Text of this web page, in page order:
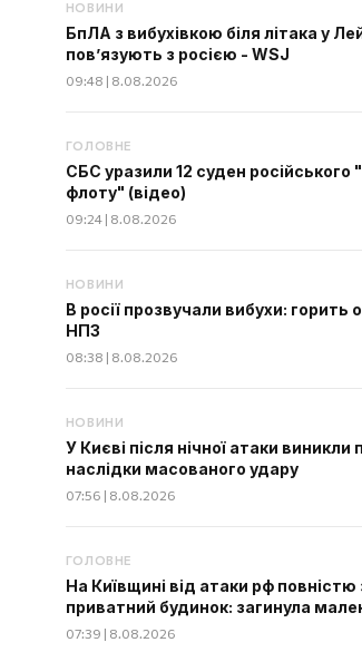
НОВИНИ
БпЛА з вибухівкою біля літака у
пов’язують з росією - WSJ
09:48 | 8.08.2026
ГОЛОВНЕ
СБС уразили 12 суден російського
флоту" (відео)
09:24 | 8.08.2026
НОВИНИ
В росії прозвучали вибухи: горить
НПЗ
08:38 | 8.08.2026
НОВИНИ
У Києві після нічної атаки виникли
наслідки масованого удару
07:56 | 8.08.2026
ГОЛОВНЕ
На Київщині від атаки рф повністю
приватний будинок: загинула
07:39 | 8.08.2026